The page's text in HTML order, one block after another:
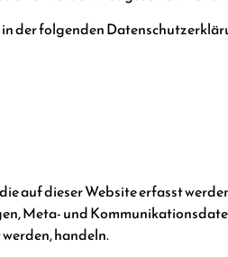
der folgenden
auf dieser Website erfasst
Meta- und
handeln.